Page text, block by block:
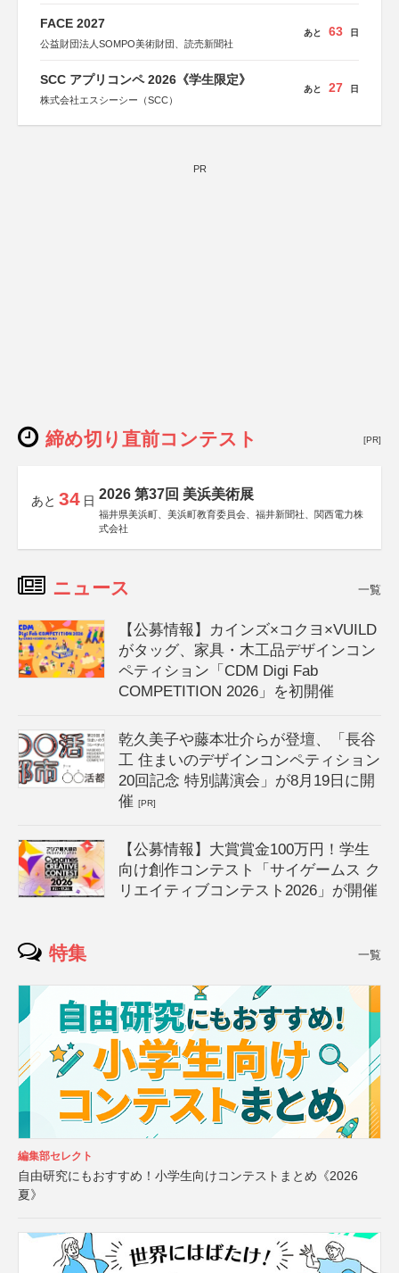
FACE 2027
公益財団法人SOMPO美術財団、読売新聞社
あと 63 日
SCC アプリコンペ 2026《学生限定》
株式会社エスシーシー（SCC）
あと 27 日
PR
締め切り直前コンテスト [PR]
あと 34 日 2026 第37回 美浜美術展
福井県美浜町、美浜町教育委員会、福井新聞社、関西電力株
式会社
ニュース 一覧
【公募情報】カインズ×コクヨ×VUILD
がタッグ、家具・木工品デザインコン
ペティション「CDM Digi Fab
COMPETITION 2026」を初開催
乾久美子や藤本壮介らが登壇、「長谷
工 住まいのデザインコンペティション
20回記念 特別講演会」が8月19日に開
催[PR]
【公募情報】大賞賞金100万円！学生
向け創作コンテスト「サイゲームス ク
リエイティブコンテスト2026」が開催
特集 一覧
編集部セレクト
自由研究にもおすすめ！小学生向けコンテストまとめ《2026
夏》